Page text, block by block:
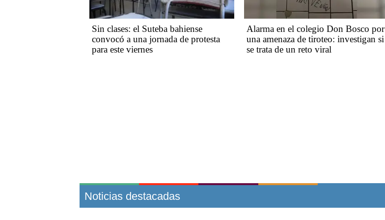
Sin clases: el Suteba bahiense
convocó a una jornada de protesta
para este viernes
Alarma en el colegio Don Bosco por
una amenaza de tiroteo: investigan si
se trata de un reto viral
Noticias destacadas